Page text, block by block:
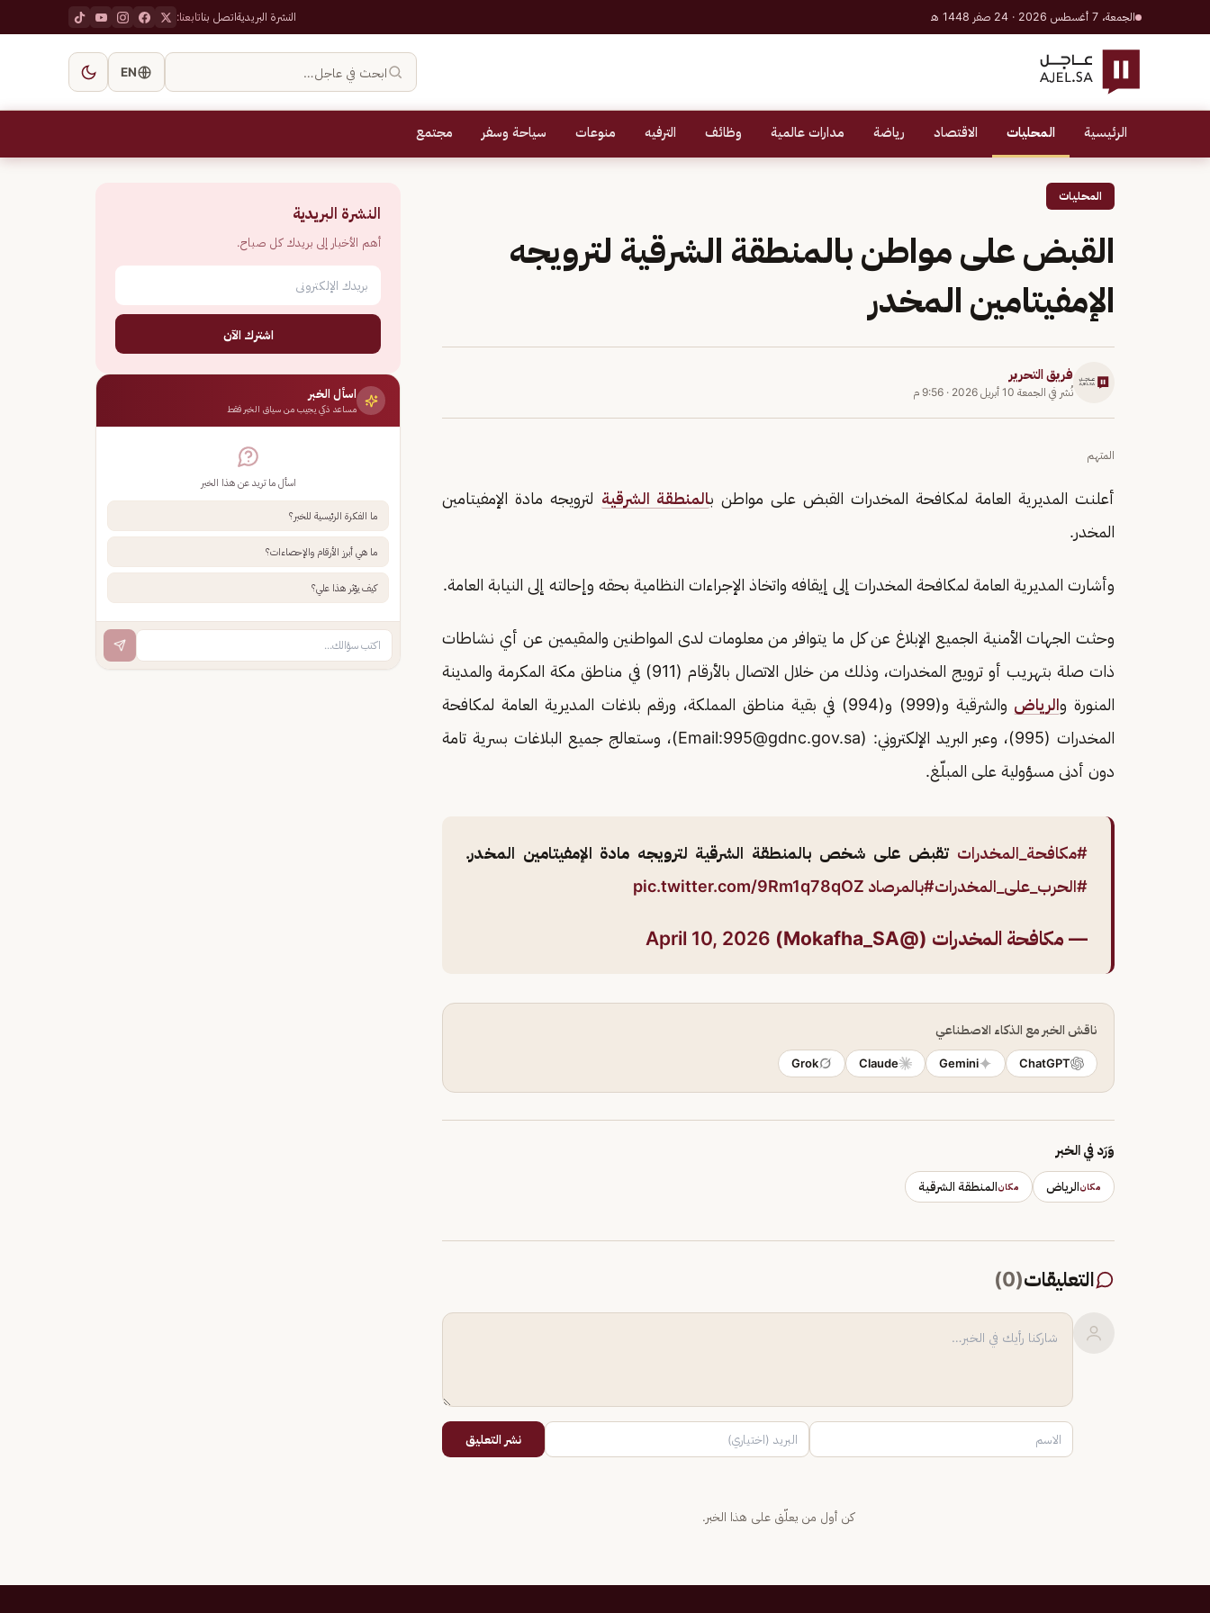
الجمعة، 7 أغسطس 2026 · 24 صفر 1448 هـ النشرة البريديةاتصل بناتابعنا:
ابحث في عاجل… EN
الرئيسية المحليات الاقتصاد رياضة مدارات عالمية وظائف الترفيه منوعات سياحة وسفر مجتمع
المحليات
القبض على مواطن بالمنطقة الشرقية لترويجه
الإمفيتامين المخدر
فريق التحرير
نُشر في الجمعة 10 أبريل 2026 · 9:56 م
المتهم
أعلنت المديرية العامة لمكافحة المخدرات القبض على مواطن بالمنطقة الشرقية لترويجه مادة الإمفيتامين
المخدر.
وأشارت المديرية العامة لمكافحة المخدرات إلى إيقافه واتخاذ الإجراءات النظامية بحقه وإحالته إلى النيابة العامة.
وحثت الجهات الأمنية الجميع الإبلاغ عن كل ما يتوافر من معلومات لدى المواطنين والمقيمين عن أي نشاطات
ذات صلة بتهريب أو ترويج المخدرات، وذلك من خلال الاتصال بالأرقام (911) في مناطق مكة المكرمة والمدينة
المنورة والرياض
والشرقية و(999) و(994) في بقية مناطق المملكة، ورقم بلاغات المديرية العامة لمكافحة
المخدرات (995)، وعبر البريد الإلكتروني: (Email:
995@gdnc.gov.sa
)، وستعالج جميع البلاغات بسرية تامة
دون أدنى مسؤولية على المبلّغ.
#مكافحة_المخدرات تقبض على شخص بالمنطقة الشرقية لترويجه مادة الإمفيتامين المخدر.
#الحرب_على_المخدرات#بالمرصاد pic.twitter.com/9Rm1q78qOZ
— مكافحة المخدرات (@Mokafha_SA) April 10, 2026
ناقش الخبر مع الذكاء الاصطناعي
ChatGPT
Gemini
Claude
Grok
وَرَد في الخبر
مكانالرياض مكانالمنطقة الشرقية
التعليقات(
0
)
نشر التعليق
كن أول من يعلّق على هذا الخبر.
النشرة البريدية
أهم الأخبار إلى بريدك كل صباح.
اشترك الآن
اسأل الخبر
مساعد ذكي يجيب من سياق الخبر فقط
اسأل ما تريد عن هذا الخبر
ما الفكرة الرئيسية للخبر؟
ما هي أبرز الأرقام والإحصاءات؟
كيف يؤثر هذا علي؟